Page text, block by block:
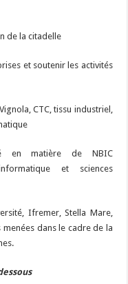
de la citadelle
et soutenir les activités
CTC, tissu industriel,
en matière de NBIC
et sciences
Ifremer, Stella Mare,
menées dans le cadre de la